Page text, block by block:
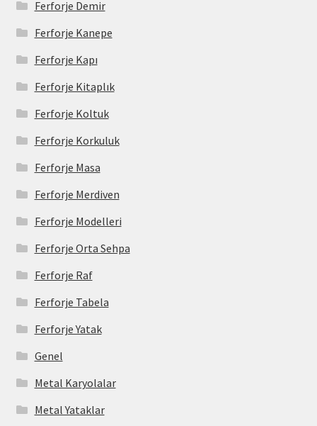
Ferforje Demir
Ferforje Kanepe
Ferforje Kapı
Ferforje Kitaplık
Ferforje Koltuk
Ferforje Korkuluk
Ferforje Masa
Ferforje Merdiven
Ferforje Modelleri
Ferforje Orta Sehpa
Ferforje Raf
Ferforje Tabela
Ferforje Yatak
Genel
Metal Karyolalar
Metal Yataklar